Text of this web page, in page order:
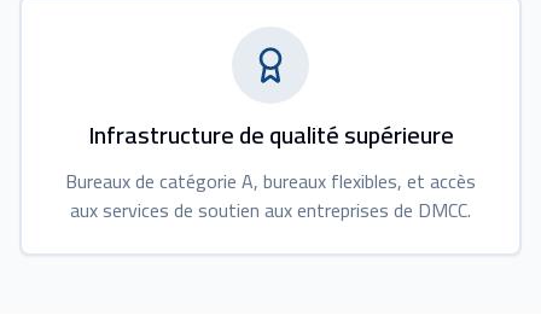
Infrastructure de qualité supérieure
Bureaux de catégorie A, bureaux flexibles, et accès
aux services de soutien aux entreprises de DMCC.